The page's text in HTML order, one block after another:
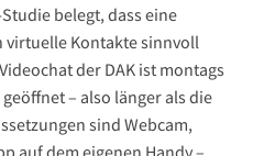
belegt, dass eine
virtuelle Kontakte sinnvoll
der DAK ist montags
– also länger als die
sind Webcam,